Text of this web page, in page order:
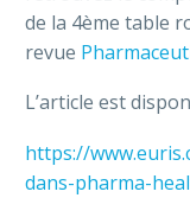
de la 4ème table
revue
L’article est
https://
dans-pharma-